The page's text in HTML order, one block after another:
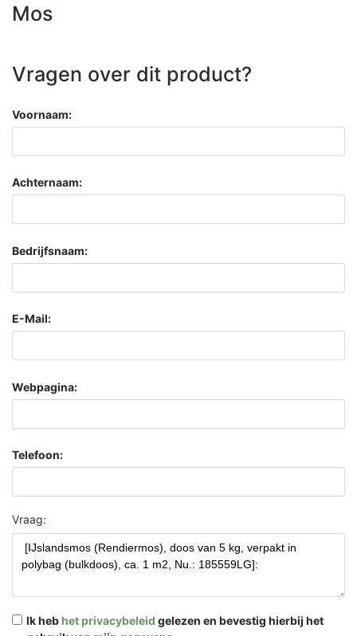
Mos
Vragen over dit product?
Voornaam:
Achternaam:
Bedrijfsnaam:
E-Mail:
Webpagina:
Telefoon:
Vraag:
Ik heb het privacybeleid gelezen en bevestig hierbij het